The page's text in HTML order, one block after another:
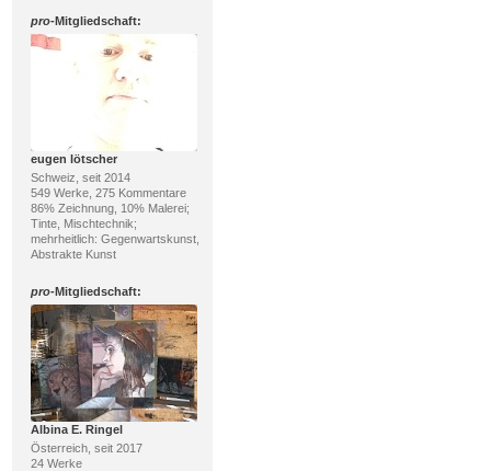
pro-Mitgliedschaft:
eugen lötscher
Schweiz, seit 2014
549 Werke, 275 Kommentare
86% Zeichnung, 10% Malerei;
Tinte, Mischtechnik;
mehrheitlich: Gegenwartskunst,
Abstrakte Kunst
pro-Mitgliedschaft:
Albina E. Ringel
Österreich, seit 2017
24 Werke